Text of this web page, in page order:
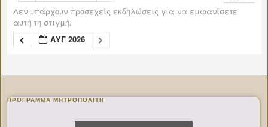
Δεν υπάρχουν προσεχείς εκδηλώσεις για να εμφανίσετε
αυτή τη στιγμή.
ΑΥΓ 2026
ΠΡΌΓΡΑΜΜΑ ΜΗΤΡΟΠΟΛΊΤΗ